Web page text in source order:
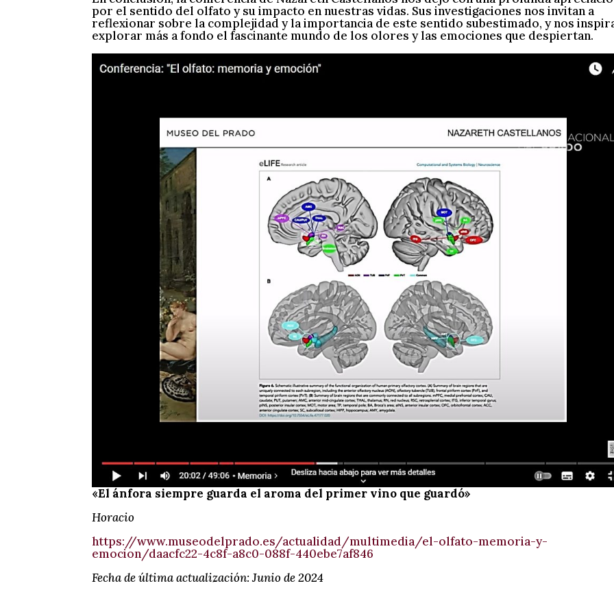
por el sentido del olfato y su impacto en nuestras vidas. Sus investigaciones nos invitan a
reflexionar sobre la complejidad y la importancia de este sentido subestimado, y nos
explorar más a fondo el fascinante mundo de los olores y las emociones que despiertan.
«El ánfora siempre guarda el aroma del primer vino que guardó»
Horacio
https://www.museodelprado.es/actualidad/multimedia/el-olfato-memoria-y-
emocion/daacfc22-4c8f-a8c0-088f-440ebe7af846
Fecha de última actualización: Junio de 2024